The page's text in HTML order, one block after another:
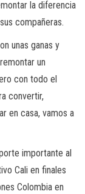
la diferencia
compañeras.
unas ganas y
un
con todo el
convertir,
en casa, vamos a
importante al
Cali en finales
Colombia en